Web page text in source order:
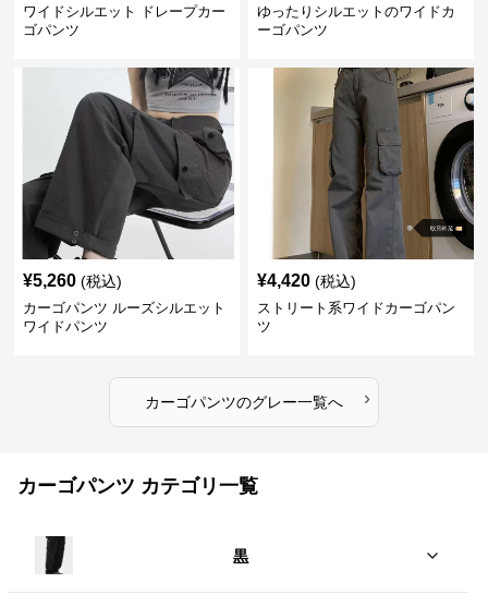
ワイドシルエット ドレープカー
ゴパンツ
ゆったりシルエットのワイドカ
ーゴパンツ
¥5,260 (税込)
カーゴパンツ ルーズシルエット
ワイドパンツ
¥4,420 (税込)
ストリート系ワイドカーゴパン
ツ
カーゴパンツのグレー一覧へ ›
カーゴパンツ カテゴリ一覧
黒